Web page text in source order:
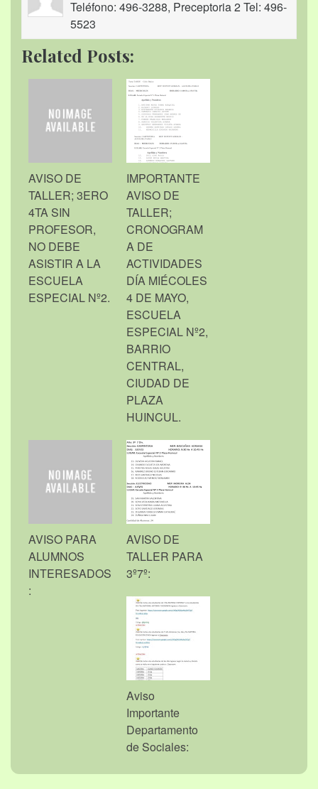
Teléfono: 496-3288, Preceptoria 2 Tel: 496-
5523
Related Posts:
AVISO DE
TALLER; 3ERO
4TA SIN
PROFESOR,
NO DEBE
ASISTIR A LA
ESCUELA
ESPECIAL Nº2.
IMPORTANTE
AVISO DE
TALLER;
CRONOGRAM
A DE
ACTIVIDADES
DÍA MIÉCOLES
4 DE MAYO,
ESCUELA
ESPECIAL Nº2,
BARRIO
CENTRAL,
CIUDAD DE
PLAZA
HUINCUL.
AVISO PARA
ALUMNOS
INTERESADOS
:
AVISO DE
TALLER PARA
3º7º:
Aviso
Importante
Departamento
de Sociales: